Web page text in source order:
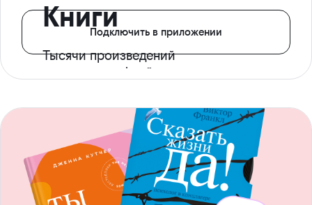
Книги
Тысячи произведений
с доступом офлайн
Подключить в приложении